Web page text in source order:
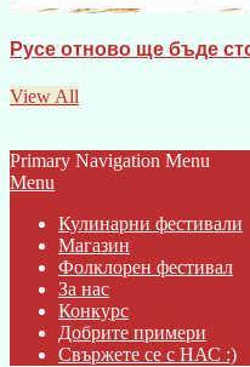
Русе отново ще бъде
View All
Primary Navigation Menu
Menu
Кулинарни фестивали
Магазин
Фолклорен фестивал
За нас
Конкурс
Добрите примери
Свържете се с НАС :)